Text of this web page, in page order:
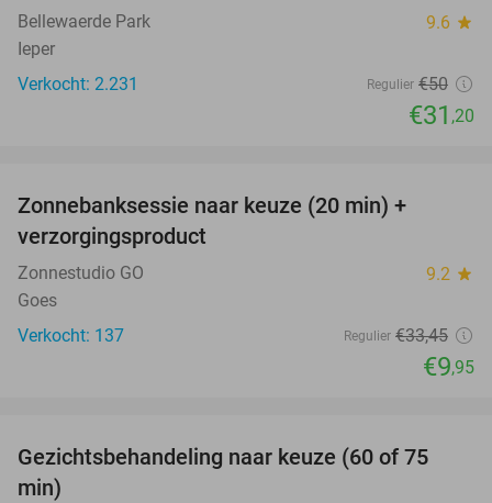
Bellewaerde Park 9.6 star
Ieper
Verkocht: 2.231
Regulier €50
€31 ,20
Zonnebanksessie naar keuze (20 min) +
verzorgingsproduct
Zonnestudio GO 9.2 star
Goes
Verkocht: 137
Regulier €33,45
€9,95
52%
Gezichtsbehandeling naar keuze (60 of 75
min)